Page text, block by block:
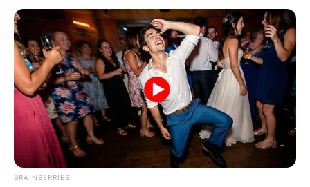
szerint az elmúlt évek politikai megosztottsága
mesterségesen ásta az árkokat a magyar
társadalomban.
BRAINBERRIES